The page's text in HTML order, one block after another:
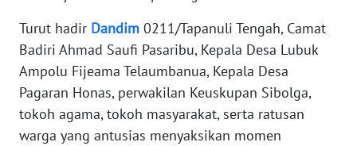
Turut hadir Dandim 0211/Tapanuli Tengah, Camat
Badiri Ahmad Saufi Pasaribu, Kepala Desa Lubuk
Ampolu Fijeama Telaumbanua, Kepala Desa
Pagaran Honas, perwakilan Keuskupan Sibolga,
tokoh agama, tokoh masyarakat, serta ratusan
warga yang antusias menyaksikan momen
WN
NUSANTARA
WN
JOGJA